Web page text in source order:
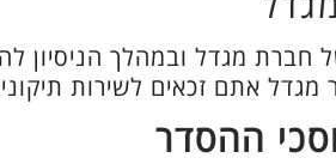
מגדל ובמהלך הניסיון
אתם זכאים לשירות
ההסדר